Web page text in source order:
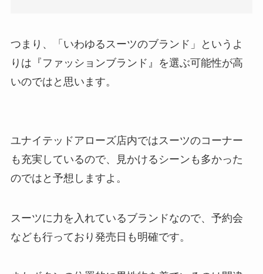
つまり、「いわゆるスーツのブランド」というよ
りは 『ファッションブランド』
を選ぶ可能性が高
いのではと思います。
ユナイテッドアローズ店内ではスーツのコーナー
も充実しているので、見かけるシーンも多かった
のではと予想しますよ。
スーツに力を入れているブランドなので、 予約会
なども行っており発売日も明確です。